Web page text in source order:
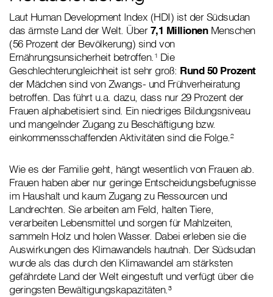
Laut Human Development Index (HDI) ist der Südsudan
das ärmste Land der Welt. Über7,1 MillionenMenschen
(56 Prozent der Bevölkerung) sind von
Ernährungsunsicherheit betroffen.¹ Die
Geschlechterungleichheit ist sehr groß: Rund 50 Prozent
der Mädchen sind von Zwangs- und Frühverheiratung
betroffen. Das führt u.a. dazu, dass nur 29 Prozent der
Frauen alphabetisiert sind. Ein niedriges Bildungsniveau
und mangelnder Zugang zu Beschäftigung bzw.
einkommensschaffenden Aktivitäten sind die Folge.²
Wie es der Familie geht, hängt wesentlich von Frauen ab.
Frauen haben aber nur geringe Entscheidungsbefugnisse
im Haushalt und kaum Zugang zu Ressourcen und
Landrechten. Sie arbeiten am Feld, halten Tiere,
verarbeiten Lebensmittel und sorgen für Mahlzeiten,
sammeln Holz und holen Wasser. Dabei erleben sie die
Auswirkungen des Klimawandels hautnah. Der Südsudan
wurde als das durch den Klimawandel am stärksten
gefährdete Land der Welt eingestuft und verfügt über die
geringsten Bewältigungskapazitäten.³